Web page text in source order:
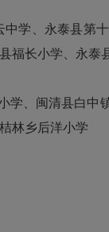
中学、永泰县
福长小学、永
学、闽清县白
林乡后洋小学